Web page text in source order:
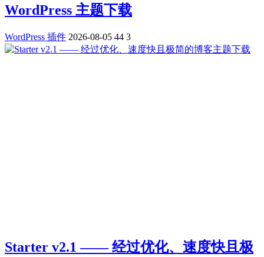
WordPress 主题下载
WordPress 插件 2026-08-05 44 3
Starter v2.1 —— 经过优化、速度快且极